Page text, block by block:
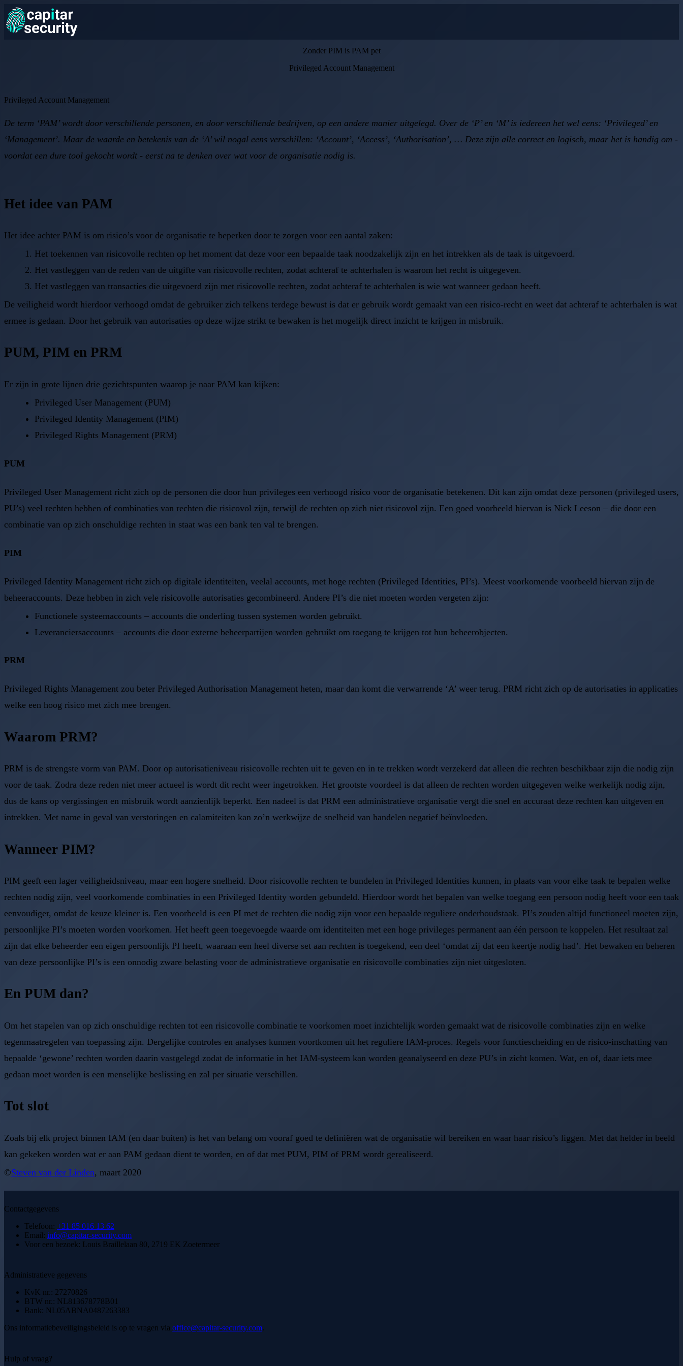
Zonder PIM is PAM pet
Privileged Account Management
Privileged Account Management
De term ‘PAM’ wordt door verschillende personen, en door verschillende bedrijven, op een andere manier uitgelegd. Over de ‘P’ en ‘M’ is iedereen het wel eens: ‘Privileged’ en
‘Management’. Maar de waarde en betekenis van de ‘A’ wil nogal eens verschillen: ‘Account’, ‘Access’, ‘Authorisation’, … Deze zijn alle correct en logisch, maar het is handig om -
voordat een dure tool gekocht wordt - eerst na te denken over wat voor de organisatie nodig is.
Het idee van PAM
Het idee achter PAM is om risico’s voor de organisatie te beperken door te zorgen voor een aantal zaken:
Het toekennen van risicovolle rechten op het moment dat deze voor een bepaalde taak noodzakelijk zijn en het intrekken als de taak is uitgevoerd.
Het vastleggen van de reden van de uitgifte van risicovolle rechten, zodat achteraf te achterhalen is waarom het recht is uitgegeven.
Het vastleggen van transacties die uitgevoerd zijn met risicovolle rechten, zodat achteraf te achterhalen is wie wat wanneer gedaan heeft.
De veiligheid wordt hierdoor verhoogd omdat de gebruiker zich telkens terdege bewust is dat er gebruik wordt gemaakt van een risico-recht en weet dat achteraf te achterhalen is wat
ermee is gedaan. Door het gebruik van autorisaties op deze wijze strikt te bewaken is het mogelijk direct inzicht te krijgen in misbruik.
PUM, PIM en PRM
Er zijn in grote lijnen drie gezichtspunten waarop je naar PAM kan kijken:
Privileged User Management (PUM)
Privileged Identity Management (PIM)
Privileged Rights Management (PRM)
PUM
Privileged User Management richt zich op de personen die door hun privileges een verhoogd risico voor de organisatie betekenen. Dit kan zijn omdat deze personen (privileged users,
PU’s) veel rechten hebben of combinaties van rechten die risicovol zijn, terwijl de rechten op zich niet risicovol zijn. Een goed voorbeeld hiervan is Nick Leeson – die door een
combinatie van op zich onschuldige rechten in staat was een bank ten val te brengen.
PIM
Privileged Identity Management richt zich op digitale identiteiten, veelal accounts, met hoge rechten (Privileged Identities, PI’s). Meest voorkomende voorbeeld hiervan zijn de
beheeraccounts. Deze hebben in zich vele risicovolle autorisaties gecombineerd. Andere PI’s die niet moeten worden vergeten zijn:
Functionele systeemaccounts – accounts die onderling tussen systemen worden gebruikt.
Leveranciersaccounts – accounts die door externe beheerpartijen worden gebruikt om toegang te krijgen tot hun beheerobjecten.
PRM
Privileged Rights Management zou beter Privileged Authorisation Management heten, maar dan komt die verwarrende ‘A’ weer terug. PRM richt zich op de autorisaties in applicaties
welke een hoog risico met zich mee brengen.
Waarom PRM?
PRM is de strengste vorm van PAM. Door op autorisatieniveau risicovolle rechten uit te geven en in te trekken wordt verzekerd dat alleen die rechten beschikbaar zijn die nodig zijn
voor de taak. Zodra deze reden niet meer actueel is wordt dit recht weer ingetrokken. Het grootste voordeel is dat alleen de rechten worden uitgegeven welke werkelijk nodig zijn,
dus de kans op vergissingen en misbruik wordt aanzienlijk beperkt. Een nadeel is dat PRM een administratieve organisatie vergt die snel en accuraat deze rechten kan uitgeven en
intrekken. Met name in geval van verstoringen en calamiteiten kan zo’n werkwijze de snelheid van handelen negatief beïnvloeden.
Wanneer PIM?
PIM geeft een lager veiligheidsniveau, maar een hogere snelheid. Door risicovolle rechten te bundelen in Privileged Identities kunnen, in plaats van voor elke taak te bepalen welke
rechten nodig zijn, veel voorkomende combinaties in een Privileged Identity worden gebundeld. Hierdoor wordt het bepalen van welke toegang een persoon nodig heeft voor een taak
eenvoudiger, omdat de keuze kleiner is. Een voorbeeld is een PI met de rechten die nodig zijn voor een bepaalde reguliere onderhoudstaak. PI’s zouden altijd functioneel moeten zijn,
persoonlijke PI’s moeten worden voorkomen. Het heeft geen toegevoegde waarde om identiteiten met een hoge privileges permanent aan één persoon te koppelen. Het resultaat zal
zijn dat elke beheerder een eigen persoonlijk PI heeft, waaraan een heel diverse set aan rechten is toegekend, een deel ‘omdat zij dat een keertje nodig had’. Het bewaken en beheren
van deze persoonlijke PI’s is een onnodig zware belasting voor de administratieve organisatie en risicovolle combinaties zijn niet uitgesloten.
En PUM dan?
Om het stapelen van op zich onschuldige rechten tot een risicovolle combinatie te voorkomen moet inzichtelijk worden gemaakt wat de risicovolle combinaties zijn en welke
tegenmaatregelen van toepassing zijn. Dergelijke controles en analyses kunnen voortkomen uit het reguliere IAM-proces. Regels voor functiescheiding en de risico-inschatting van
bepaalde ‘gewone’ rechten worden daarin vastgelegd zodat de informatie in het IAM-systeem kan worden geanalyseerd en deze PU’s in zicht komen. Wat, en of, daar iets mee
gedaan moet worden is een menselijke beslissing en zal per situatie verschillen.
Tot slot
Zoals bij elk project binnen IAM (en daar buiten) is het van belang om vooraf goed te definiëren wat de organisatie wil bereiken en waar haar risico’s liggen. Met dat helder in beeld
kan gekeken worden wat er aan PAM gedaan dient te worden, en of dat met PUM, PIM of PRM wordt gerealiseerd.
©Steven van der Linden, maart 2020
Contactgegevens
Telefoon: +31 85 016 13 62
Email: info@capitar-security.com
Voor een bezoek: Louis Braillelaan 80, 2719 EK Zoetermeer
Administratieve gegevens
KvK nr.: 27270826
BTW nr.: NL813678778B01
Bank: NL05ABNA0487263383
Ons informatiebeveiligingsbeleid is op te vragen via office@capitar-security.com.
Hulp of vraag?